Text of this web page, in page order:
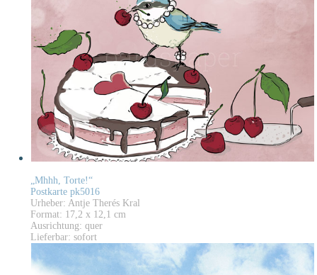
„Mhhh, Torte!“
Postkarte pk5016
Urheber: Antje Therés Kral
Format: 17,2 x 12,1 cm
Ausrichtung: quer
Lieferbar: sofort